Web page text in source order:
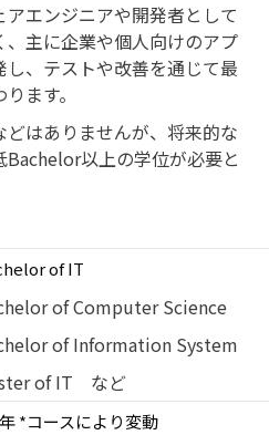
エンジニアや開発者として
主に企業や個人向けのアプ
、テストや改善を通じて最
ます。
はありませんが、将来的な
以上の学位が必要と
of IT
of Computer Science
of Information System
of IT など
*コースにより変動